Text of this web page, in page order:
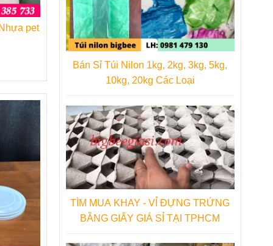
dòng
thể
Thu
Bán Sỉ Túi Nilon 1kg, 2kg, 3kg, 5kg,
10kg, 20kg Các Loại
TÌM MUA KHAY - VỈ ĐỰNG TRỨNG
BẰNG GIẤY GIÁ SỈ TẠI TPHCM